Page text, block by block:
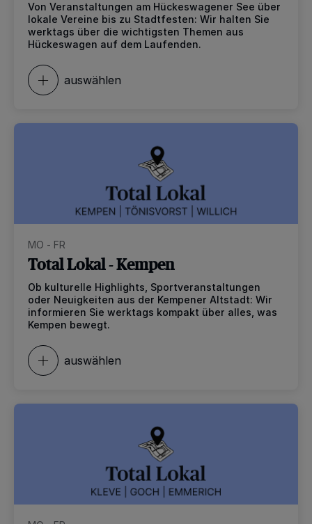
Von Veranstaltungen am Hückeswagener See über
lokale Vereine bis zu Stadtfesten: Wir halten Sie
werktags über die wichtigsten Themen aus
Hückeswagen auf dem Laufenden.
auswählen
MO - FR
Total Lokal - Kempen
Ob kulturelle Highlights, Sportveranstaltungen
oder Neuigkeiten aus der Kempener Altstadt: Wir
informieren Sie werktags kompakt über alles, was
Kempen bewegt.
auswählen